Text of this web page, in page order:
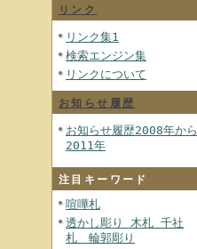
リンク
リンク集1
検索エンジン集
リンクについて
お知らせ履歴
お知らせ履歴2008年から
2011年
注目キーワード
喧嘩札
透かし彫り 木札 千社
札 輪郭彫り